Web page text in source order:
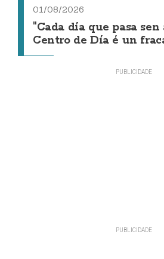
01/08/2026
"Cada día que pasa
Centro de Día é un